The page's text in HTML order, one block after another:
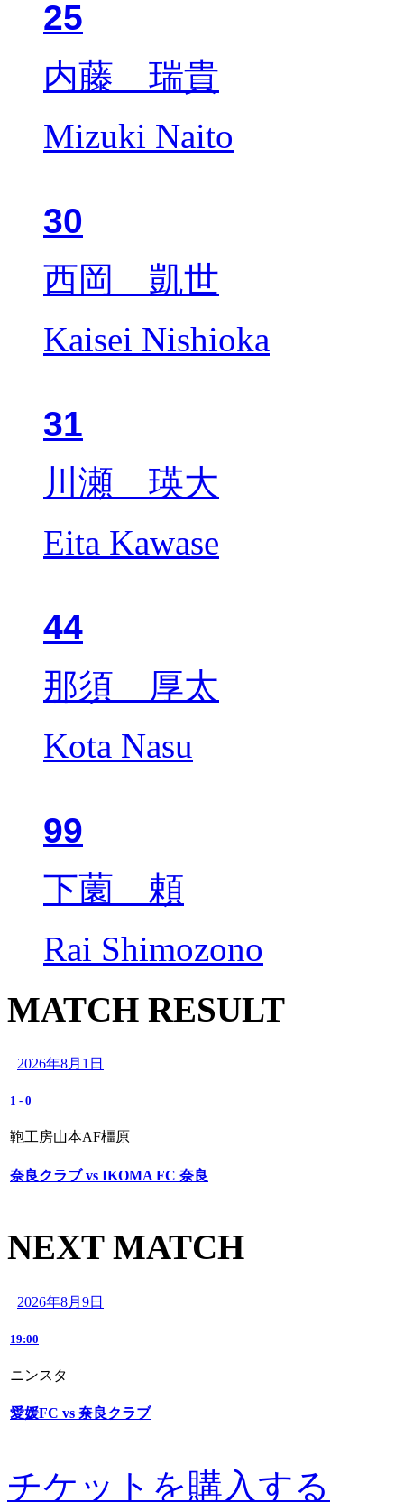
25
内藤 瑞貴
Mizuki Naito
30
西岡 凱世
Kaisei Nishioka
31
川瀬 瑛大
Eita Kawase
44
那須 厚太
Kota Nasu
99
下薗 頼
Rai Shimozono
MATCH RESULT
2026年8月1日
1 - 0
鞄工房山本AF橿原
奈良クラブ vs IKOMA FC 奈良
NEXT MATCH
2026年8月9日
19:00
ニンスタ
愛媛FC vs 奈良クラブ
チケットを購入する